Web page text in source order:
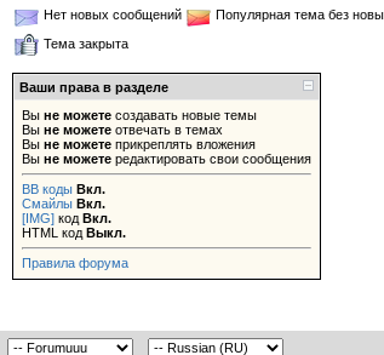
Нет новых сообщений
Популярная тема без
Тема закрыта
Ваши права в разделе
Вы не можете создавать новые темы
Вы не можете отвечать в темах
Вы не можете прикреплять вложения
Вы не можете редактировать свои сообщения
BB коды Вкл.
Смайлы Вкл.
[IMG] код Вкл.
HTML код Выкл.
Правила форума